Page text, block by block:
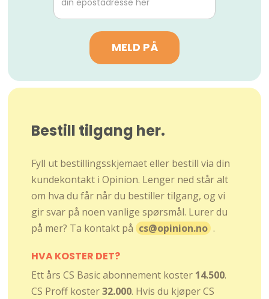
Bestill tilgang her.
Fyll ut bestillingsskjemaet eller bestill via din
kundekontakt i Opinion. Lenger ned står alt
om hva du får når du bestiller tilgang, og vi
gir svar på noen vanlige spørsmål. Lurer du
på mer? Ta kontakt på cs@opinion.no .
HVA KOSTER DET?
Ett års CS Basic abonnement koster 14.500.
CS Proff koster32.000. Hvis du kjøper CS